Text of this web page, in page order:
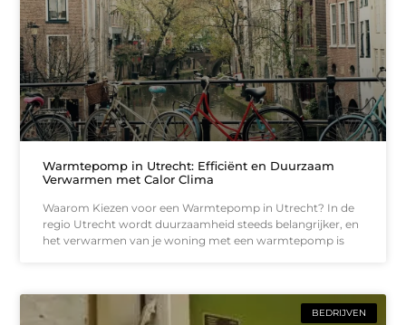
Warmtepomp in Utrecht: Efficiënt en Duurzaam
Verwarmen met Calor Clima
Waarom Kiezen voor een Warmtepomp in Utrecht? In de
regio Utrecht wordt duurzaamheid steeds belangrijker, en
het verwarmen van je woning met een warmtepomp is
BEDRIJVEN